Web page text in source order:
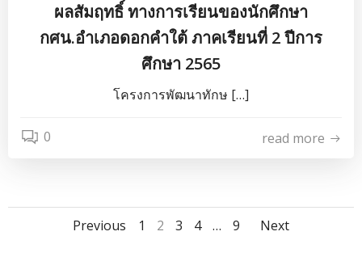
ผลสัมฤทธิ์ ทางการเรียนของนักศึกษา
กศน.อำเภอดอกคำใต้ ภาคเรียนที่ 2 ปีการ
ศึกษา 2565
โครงการพัฒนาทักษ […]
0 read more
Posts
Previous
Posts
Page
1 Page
2 Page
3 Page
4 … Page
9
Posts
Next